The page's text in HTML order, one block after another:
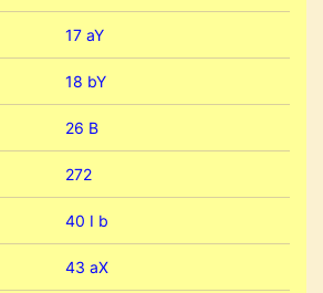
17 aY
18 bY
26 B
272
40 I b
43 aX